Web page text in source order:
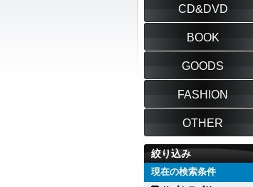
CD&DVD
BOOK
GOODS
FASHION
OTHER
絞り込み
現在の検索条件